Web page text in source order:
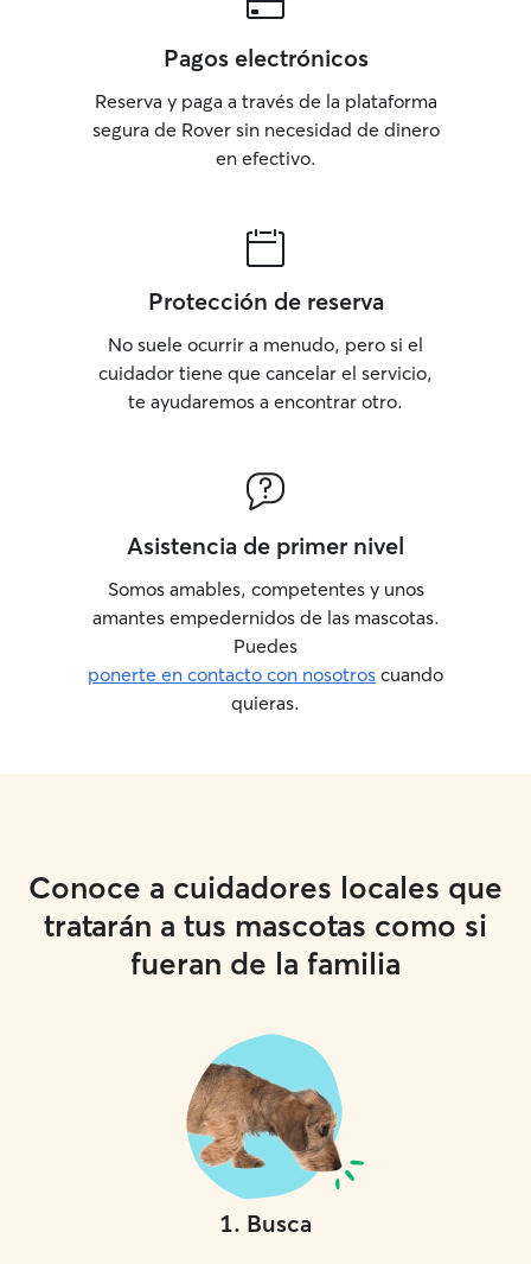
Pagos electrónicos
Reserva y paga a través de la plataforma
segura de Rover sin necesidad de dinero
en efectivo.
Protección de reserva
No suele ocurrir a menudo, pero si el
cuidador tiene que cancelar el servicio,
te ayudaremos a encontrar otro.
Asistencia de primer nivel
Somos amables, competentes y unos
amantes empedernidos de las mascotas.
Puedes
ponerte en contacto con nosotros cuando
quieras.
Conoce a cuidadores locales que
tratarán a tus mascotas como si
fueran de la familia
1. Busca